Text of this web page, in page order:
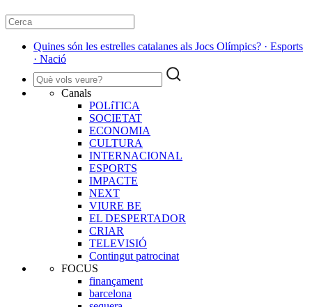
Quines són les estrelles catalanes als Jocs Olímpics? · Esports
· Nació
Canals
POLíTICA
SOCIETAT
ECONOMIA
CULTURA
INTERNACIONAL
ESPORTS
IMPACTE
NEXT
VIURE BE
EL DESPERTADOR
CRIAR
TELEVISIÓ
Contingut patrocinat
FOCUS
finançament
barcelona